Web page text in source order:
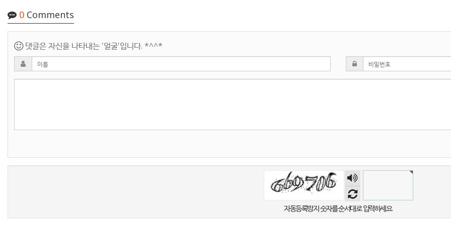
0 Comments
댓글은 자신을 나타내는 '얼굴'입니다. *^^*
숫자
음성
듣기
자동등록방지 숫자를 순서대로 입력하세요.